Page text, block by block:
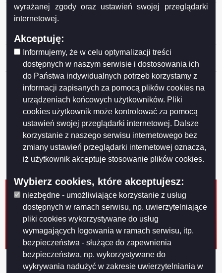
wyrażanej zgody oraz ustawień swojej przeglądarki
internetowej.
Akceptuję:
Informujemy, że w celu optymalizacji treści
dostępnych w naszym serwisie i dostosowania ich
do Państwa indywidualnych potrzeb korzystamy z
informacji zapisanych za pomocą plików cookies na
urządzeniach końcowych użytkowników. Pliki
cookies użytkownik może kontrolować za pomocą
ustawień swojej przeglądarki internetowej. Dalsze
korzystanie z naszego serwisu internetowego bez
zmiany ustawień przeglądarki internetowej oznacza,
iż użytkownik akceptuje stosowanie plików cookies.
Wybierz cookies, które akceptujesz:
niezbędne - umożliwiające korzystanie z usług
dostępnych w ramach serwisu, np. uwierzytelniające
pliki cookies wykorzystywane do usług
wymagających logowania w ramach serwisu, itp.
bezpieczeństwa - służące do zapewnienia
bezpieczeństwa, np. wykorzystywane do
wykrywania nadużyć w zakresie uwierzytelniania w
Informacja tytuł_informacji
Memoriał Józefa Gajewskiego Turniej Piłki Siatkowej
Informacja Oferta realizacji zadania publicznego pn. IV
Turniej Piłkarski im. Grzegorza Wołągiewicza
Informacja Dotacje przyznane po rozpatrzeniu
wniosków klubów sportowych złożonych przez kluby z
własnej inicjatywy z 19.08.2016 r.
Informacja Ogłoszenie Prezesa Zarządu Budynków
Mieszkalnych ws. naboru kandydatów na
Nabywców/Najemców lokali znajdujących się w
wielorodzinnym budynku mieszkalnym zlokalizowanym
w Suwałkach przy ul. Pułaskiego na działce o nr
Informacja Informacja Dotacja przyznana po
rozpatrzeniu wniosku klubu sportowego złożonego
przez klub z własnej inicjatywy zgodnie z uchwałą nr
XXXVII/396/2013 Rady Miejskiej w Suwałkach z dnia
28 maja 2013 r. w sprawie określenia warunków i trybu
finanso
Informacja Dotacja przyznana po rozpatrzeniu wniosku
klubu sportowego złożonego przez klub z własnej